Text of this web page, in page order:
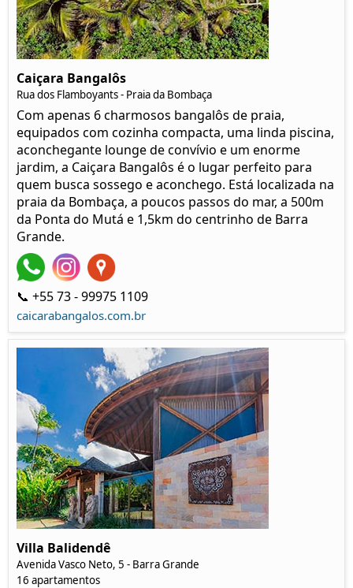
Caiçara Bangalôs
Rua dos Flamboyants - Praia da Bombaça
Com apenas 6 charmosos bangalôs de praia,
equipados com cozinha compacta, uma linda piscina,
aconchegante lounge de convívio e um enorme
jardim, a Caiçara Bangalôs é o lugar perfeito para
quem busca sossego e aconchego. Está localizada na
praia da Bombaça, a poucos passos do mar, a 500m
da Ponta do Mutá e 1,5km do centrinho de Barra
Grande.
📞 +55 73 - 99975 1109
caicarabangalos.com.br
Villa Balidendê
Avenida Vasco Neto, 5 - Barra Grande
16 apartamentos